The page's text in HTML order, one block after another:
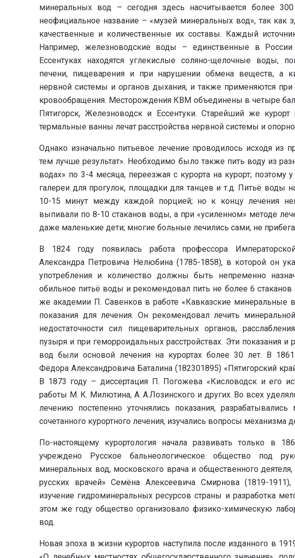
минеральных вод – сегодня здесь насчитывается более
неофициальное название – «музей минеральных вод», так
качественные и количественные их составы. Каждый
Например, железноводские воды – единственные в
Ессентуках находятся углекислые соляно-щелочные воды,
печени, пищеварения и при нарушении обмена веществ, а
нервной системы и органов дыхания, и также применяются
кровообращения. Месторождения КВМ объединены в четыре
Пятигорск, Железноводск и Ессентуки. Старейший же
термальные ванны лечат расстройства нервной системы и
Однако изначально питьевое лечение проводилось исходя
тем лучше результат». Необходимо было также пить воду из
водах» по 3-4 месяца, переезжая с курорта на курорт; поэтому
галереи для прогулок, площадки для танцев и т.д. Питьё воды
10-15 минут между каждой порцией; но к концу лечения
выпивали по 8-10 стаканов воды, а при «усиленном» методе
даже маленькие дети; многие больные лечились сами, не
В 1824 году появилась работа профессора
Александра Петровича Нелюбина (1785-1858), в которой он
употребления и количество должны быть непременно
обильное питьё воды и рекомендовал пить не более 6
же академии П. Савенков в работе «Кавказские минеральные
показания для лечения. Он рекомендовал лечить
недостаточности сил пищеварительных органов,
пузыря и при геморроидальных расстройствах. Эти показания
вод были основой лечения на курортах более 30 лет. В
Фёдора Александровича Баталина (182301895) «Пятигорский
В 1873 году – диссертация П. Погожева «Кисловодск и его
работы М. К. Милютина, А. А.Лозинского и других. Во всех
лечению постепенно уточнялись показания,
сочетанного курортного лечения, изучались вопросы механизма
По-настоящему курортология начала развивать только в
учреждено Русское бальнеологическое общество под
минеральных вод, московского врача и общественного
русских врачей» Семёна Алексеевича Смирнова (1819-
изучение гидроминеральных ресурсов страны и разработка
этом же году общество организовало физико-химическую
вод.
Новая эпоха в жизни курортов наступила после изданного в